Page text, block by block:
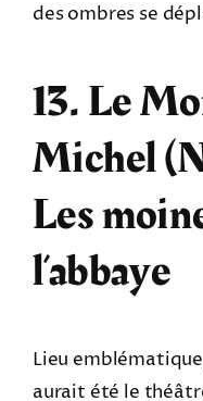
des ombres se
13. Le
Michel
Les
l’abbaye
Lieu
aurait été le